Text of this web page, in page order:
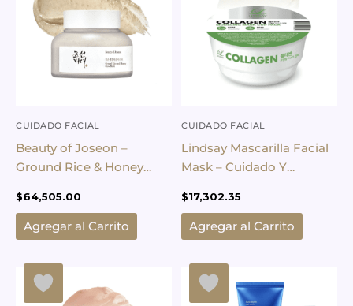
CUIDADO FACIAL
Beauty of Joseon –
Ground Rice & Honey
$64,505.00
Agregar al Carrito
CUIDADO FACIAL
Lindsay Mascarilla Facial
Mask – Cuidado Y
$17,302.35
Agregar al Carrito